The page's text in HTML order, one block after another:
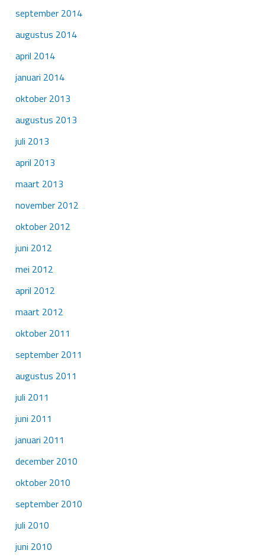
september 2014
augustus 2014
april 2014
januari 2014
oktober 2013
augustus 2013
juli 2013
april 2013
maart 2013
november 2012
oktober 2012
juni 2012
mei 2012
april 2012
maart 2012
oktober 2011
september 2011
augustus 2011
juli 2011
juni 2011
januari 2011
december 2010
oktober 2010
september 2010
juli 2010
juni 2010